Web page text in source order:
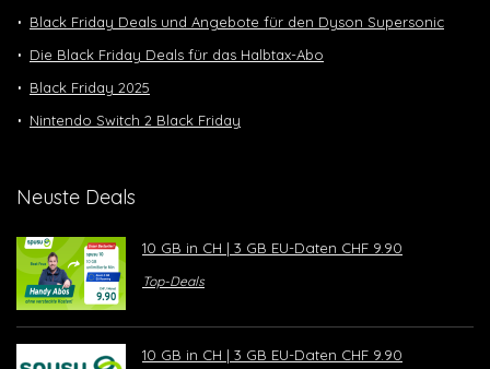
Black Friday Deals und Angebote für den Dyson Supersonic
Die Black Friday Deals für das Halbtax-Abo
Black Friday 2025
Nintendo Switch 2 Black Friday
Neuste Deals
10 GB in CH | 3 GB EU-Daten CHF 9.90
Top-Deals
10 GB in CH | 3 GB EU-Daten CHF 9.90